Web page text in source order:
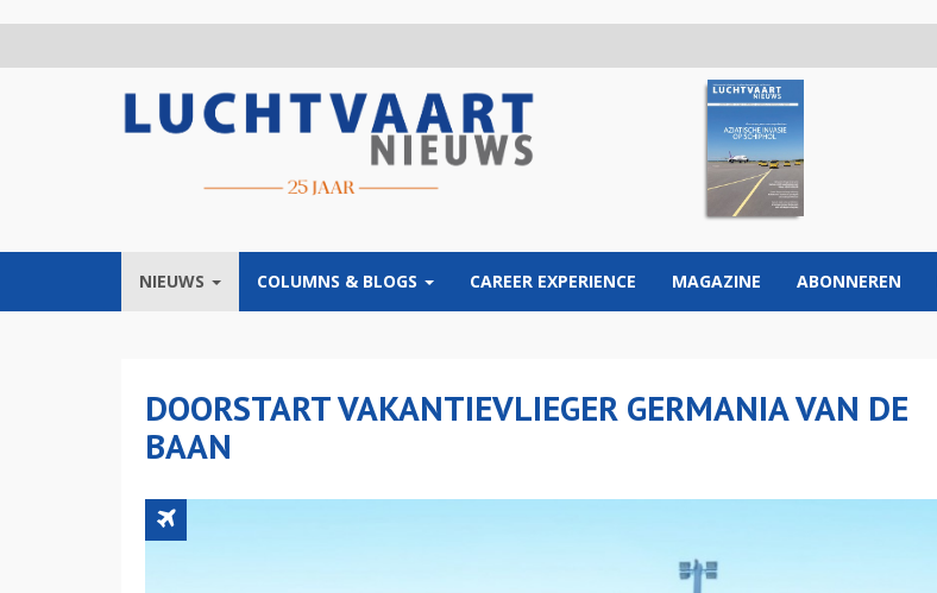
NIEUWS COLUMNS & BLOGS CAREER EXPERIENCE MAGAZINE ABONNEREN
DOORSTART VAKANTIEVLIEGER GERMANIA VAN DE
BAAN